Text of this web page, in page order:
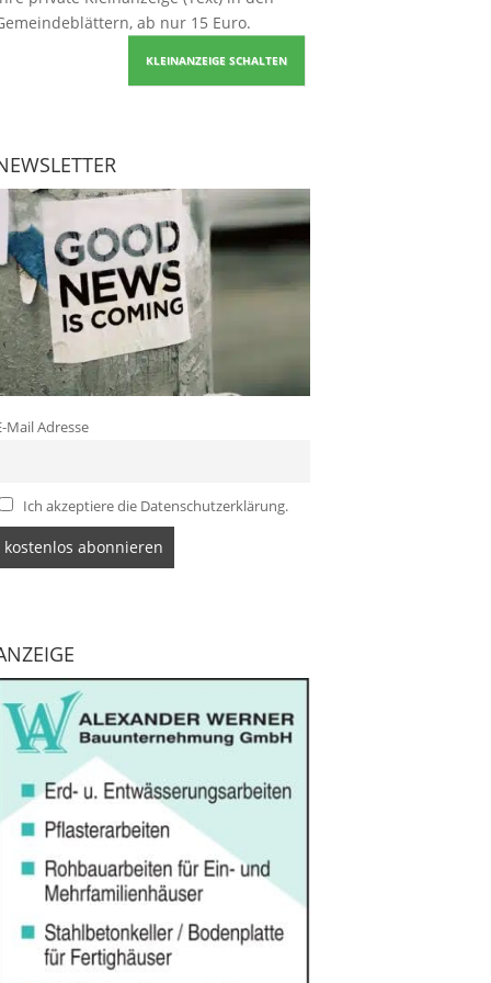
ab nur 15 Euro.
KLEINANZEIGE SCHALTEN
Mail Adresse
Ich akzeptiere die Datenschutzerklärung.